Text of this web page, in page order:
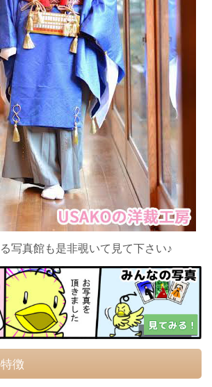
写真館も是非覗いて見て下さい♪
徴